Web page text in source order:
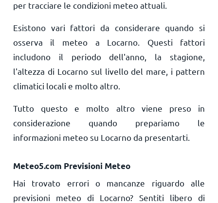
per tracciare le condizioni meteo attuali.
Esistono vari fattori da considerare quando si
osserva il meteo a Locarno. Questi fattori
includono il periodo dell'anno, la stagione,
l'altezza di Locarno sul livello del mare, i pattern
climatici locali e molto altro.
Tutto questo e molto altro viene preso in
considerazione quando prepariamo le
informazioni meteo su Locarno da presentarti.
Meteo5.com Previsioni Meteo
Hai trovato errori o mancanze riguardo alle
previsioni meteo di Locarno? Sentiti libero di